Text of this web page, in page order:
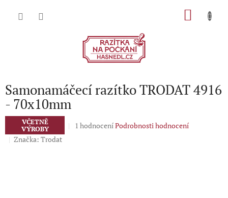
Samonamáčecí razítko TRODAT 4916
- 70x10mm
VČETNĚ
VÝROBY
Průměrné
1 hodnoceníPodrobnosti hodnocení
Značka: Trodat